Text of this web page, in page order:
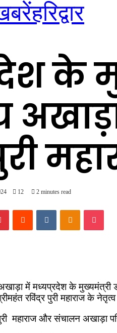
हरिद्वार
के
12 2 minutes read
PinterestReddit VKontakteOdnoklassniki
अखाड़ा में मध्यप्रदेश के
रविंद्र पुरी महाराज के
महाराज और संचालन अखाड़ा